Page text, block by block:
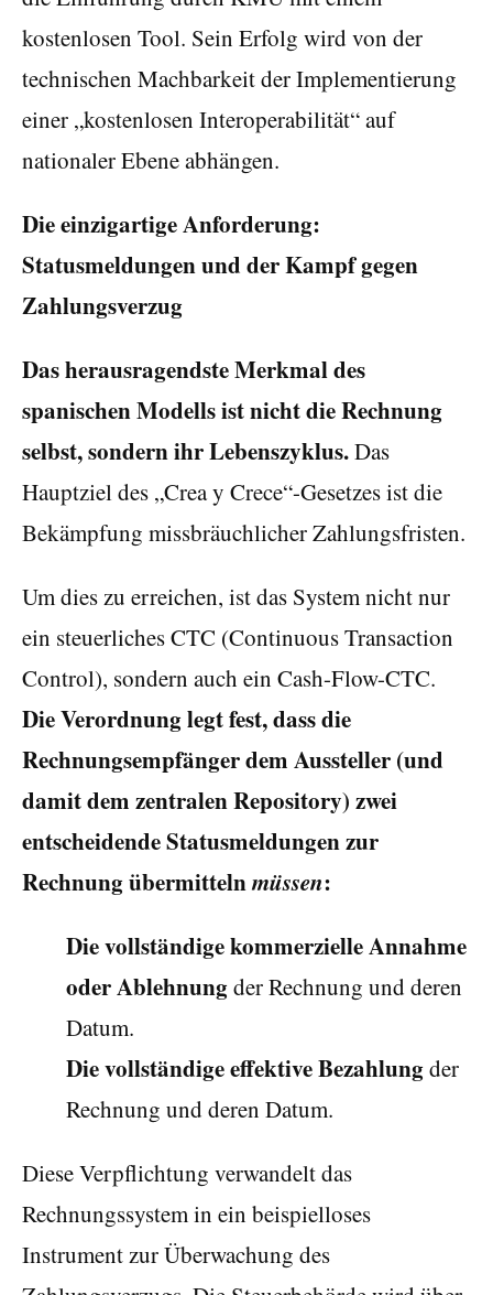
kostenlosen Tool. Sein Erfolg wird von der
technischen Machbarkeit der Implementierung
einer „kostenlosen Interoperabilität“ auf
nationaler Ebene abhängen.
Die einzigartige Anforderung:
Statusmeldungen und der Kampf gegen
Zahlungsverzug
Das herausragendste Merkmal des
spanischen Modells ist nicht die Rechnung
selbst, sondern ihr Lebenszyklus.Das
Hauptziel des „Crea y Crece“-Gesetzes ist die
Bekämpfung missbräuchlicher Zahlungsfristen.
Um dies zu erreichen, ist das System nicht nur
ein steuerliches CTC (Continuous Transaction
Control), sondern auch ein Cash-Flow-CTC.
Die Verordnung legt fest, dass die
Rechnungsempfänger dem Aussteller (und
damit dem zentralen Repository) zwei
entscheidende Statusmeldungen zur
Rechnung übermittelnmüssen:
Die vollständige kommerzielle Annahme
oder Ablehnungder Rechnung und deren
Datum.
Die vollständige effektive Bezahlungder
Rechnung und deren Datum.
Diese Verpflichtung verwandelt das
Rechnungssystem in ein beispielloses
Instrument zur Überwachung des